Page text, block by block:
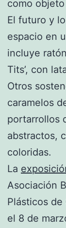
como
El futuro y lo
espacio en
incluye
Tits’, con
Otros
caramelos
portarrollos
abstractos,
coloridas.
La
Asociación
Plásticos de
el 8 de